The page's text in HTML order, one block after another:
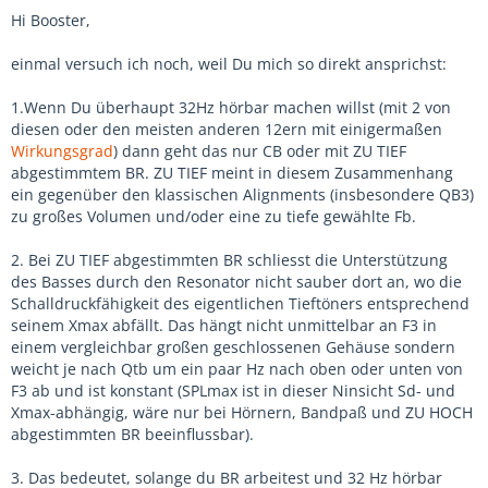
Hi Booster,
einmal versuch ich noch, weil Du mich so direkt ansprichst:
1.Wenn Du überhaupt 32Hz hörbar machen willst (mit 2 von
diesen oder den meisten anderen 12ern mit einigermaßen
Wirkungsgrad) dann geht das nur CB oder mit ZU TIEF
abgestimmtem BR. ZU TIEF meint in diesem Zusammenhang
ein gegenüber den klassischen Alignments (insbesondere QB3)
zu großes Volumen und/oder eine zu tiefe gewählte Fb.
2. Bei ZU TIEF abgestimmten BR schliesst die Unterstützung
des Basses durch den Resonator nicht sauber dort an, wo die
Schalldruckfähigkeit des eigentlichen Tieftöners entsprechend
seinem Xmax abfällt. Das hängt nicht unmittelbar an F3 in
einem vergleichbar großen geschlossenen Gehäuse sondern
weicht je nach Qtb um ein paar Hz nach oben oder unten von
F3 ab und ist konstant (SPLmax ist in dieser Ninsicht Sd- und
Xmax-abhängig, wäre nur bei Hörnern, Bandpaß und ZU HOCH
abgestimmten BR beeinflussbar).
3. Das bedeutet, solange du BR arbeitest und 32 Hz hörbar